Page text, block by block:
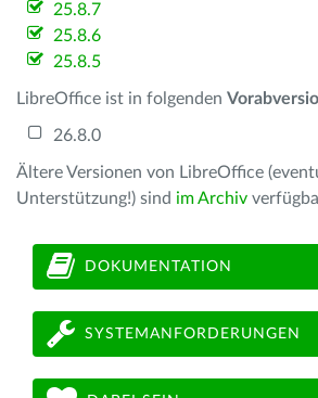
25.8.7
25.8.6
25.8.5
LibreOffice ist in folgenden
26.8.0
Ältere Versionen von LibreOffice
Unterstützung!) sind im Archiv
DOKUMENTATION
SYSTEMANFORDERUNGEN